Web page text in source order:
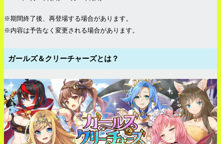
※期間終了後、再登場する場合があります。
※内容は予告なく変更される場合があります。
ガールズ＆クリーチャーズとは？